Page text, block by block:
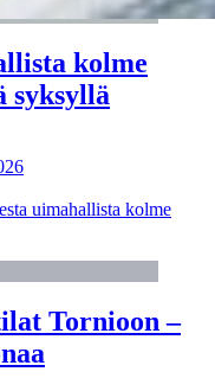
kolme
syksyllä
uimahallista kolme
Tornioon –